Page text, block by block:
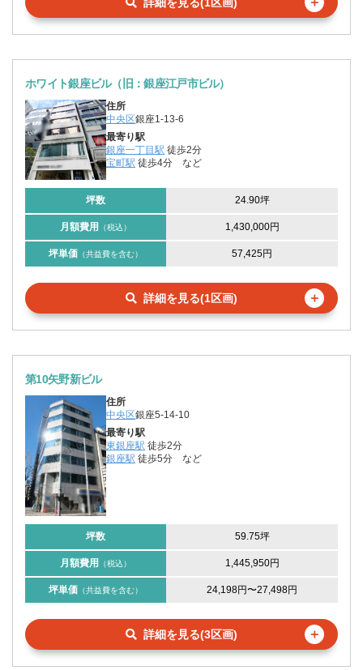
ホワイト銀座ビル（旧：銀座江戸市ビル）
住所
中央区銀座1-13-6
最寄り駅
銀座一丁目駅 徒歩2分
宝町駅 徒歩4分 など
坪数 24.90坪
月額費用 （税込） 1,430,000円
坪単価 （共益費を含む） 57,425円
詳細を見る(1区画) ＋
第10矢野新ビル
住所
中央区銀座5-14-10
最寄り駅
東銀座駅 徒歩2分
銀座駅 徒歩5分 など
坪数 59.75坪
月額費用 （税込） 1,445,950円
坪単価 （共益費を含む） 24,198円〜27,498円
詳細を見る(3区画) ＋